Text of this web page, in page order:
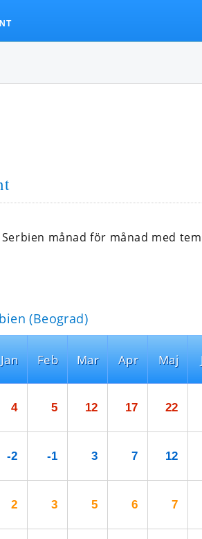
månad för månad med
(Beograd)
Jan
4
-2
2
Feb
5
-1
3
Mar
12
3
5
Apr
17
7
6
Maj
22
12
7